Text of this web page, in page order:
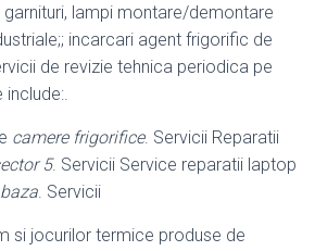
lampi montare/demontare
incarcari agent frigorific de
de revizie tehnica periodica pe
camere frigorifice. Servicii Reparatii
5. Servicii Service reparatii laptop
baza. Servicii
si jocurilor termice produse de